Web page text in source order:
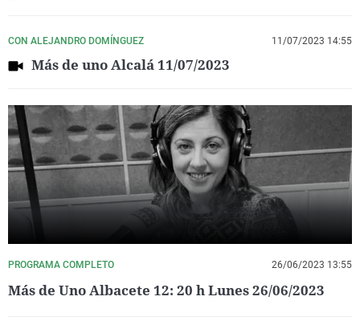
CON ALEJANDRO DOMÍNGUEZ 11/07/2023 14:55
Más de uno Alcalá 11/07/2023
PROGRAMA COMPLETO 26/06/2023 13:55
Más de Uno Albacete 12: 20 h Lunes 26/06/2023